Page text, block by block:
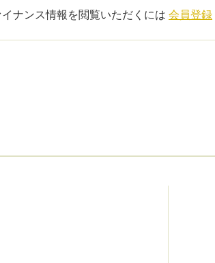
イナンス情報を閲覧いただくには 会員登録